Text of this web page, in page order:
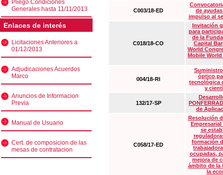
Pliego Condiciones
Generales hasta 11/11/2013
Enlaces de interés
Licitaciones Anteriores a
01/12/2013
Adjudicaciones Acuerdos
Marco
Anuncios de Informacion
Previa
Manual de Usuario
Cert. de composicion de las
mesas de contratacion
C003/18-ED
de
impulso al
C018/18-CO
Invitación
para
de la
Capital
World
Mobile
004/18-RI
óptico
tecnológica
y
132/17-SP
de
C058/17-ED
Resolución
Empresarial
se
formación
ocupadas,
mejora de
ámbito de la
la